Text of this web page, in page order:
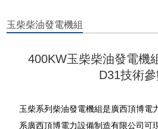
玉柴柴油發電機組
400KW玉柴柴油發電機
D31技術
玉柴系列柴油發電機組是廣西頂博電
系廣西頂博電力設備制造有限公司可